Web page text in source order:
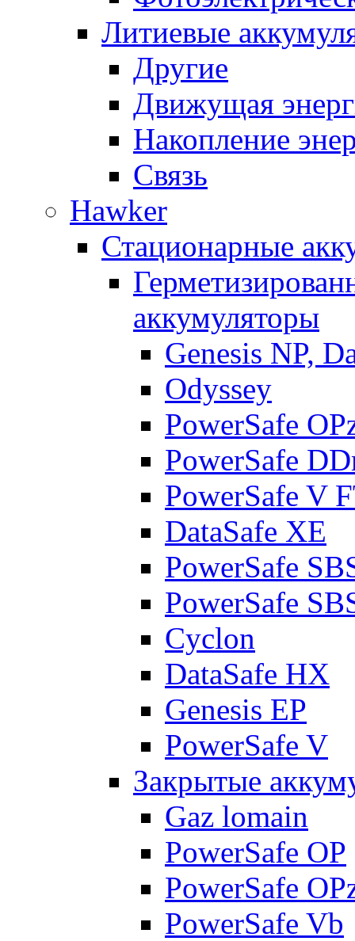
Литиевые
Другие
Движущая
Накопление
Связь
Hawker
Стационарные
аккумуляторы
Genesis NP,
Odyssey
PowerSafe
PowerSafe
PowerSafe V
DataSafe XE
PowerSafe
PowerSafe
Cyclon
DataSafe HX
Genesis EP
PowerSafe V
Закрытые
Gaz lomain
PowerSafe OP
PowerSafe
PowerSafe Vb